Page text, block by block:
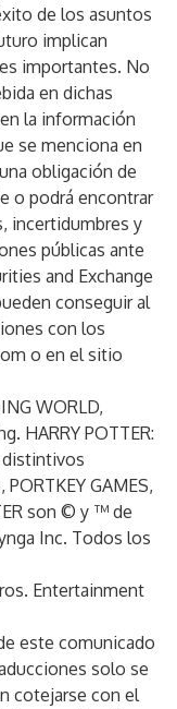
de los asuntos
implican
importantes. No
en dichas
la información
se menciona en
obligación de
o podrá encontrar
incertidumbres y
públicas ante
and Exchange
conseguir al
con los
o en el sitio
WORLD,
HARRY POTTER:
distintivos
GAMES,
son © y ™ de
Inc. Todos los
Entertainment
este comunicado
solo se
cotejarse con el